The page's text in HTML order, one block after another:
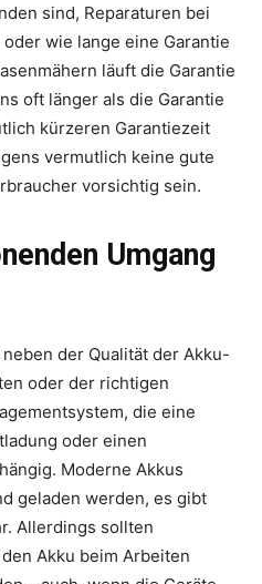
sind, Reparaturen bei
wie lange eine Garantie
läuft die Garantie
oft länger als die Garantie
kürzeren Garantiezeit
vermutlich keine gute
vorsichtig sein.
Umgang
der Qualität der Akku-
oder der richtigen
die eine
oder einen
Moderne Akkus
geladen werden, es gibt
Allerdings sollten
Akku beim Arbeiten